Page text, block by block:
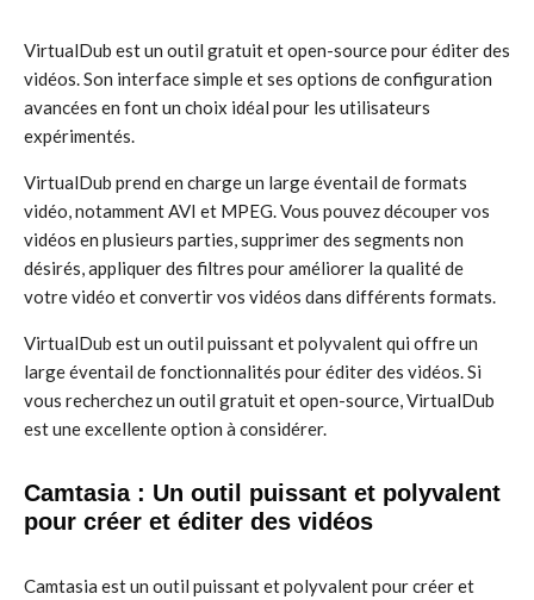
VirtualDub est un outil gratuit et open-source pour éditer des
vidéos. Son interface simple et ses options de configuration
avancées en font un choix idéal pour les utilisateurs
expérimentés.
VirtualDub prend en charge un large éventail de formats
vidéo, notamment AVI et MPEG. Vous pouvez découper vos
vidéos en plusieurs parties, supprimer des segments non
désirés, appliquer des filtres pour améliorer la qualité de
votre vidéo et convertir vos vidéos dans différents formats.
VirtualDub est un outil puissant et polyvalent qui offre un
large éventail de fonctionnalités pour éditer des vidéos. Si
vous recherchez un outil gratuit et open-source, VirtualDub
est une excellente option à considérer.
Camtasia : Un outil puissant et polyvalent
pour créer et éditer des vidéos
Camtasia est un outil puissant et polyvalent pour créer et